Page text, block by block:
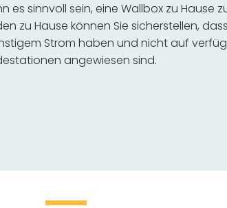
es sinnvoll sein, eine Wallbox zu Hause
zu Hause können Sie sicherstellen,
Strom haben und nicht auf
angewiesen sind.